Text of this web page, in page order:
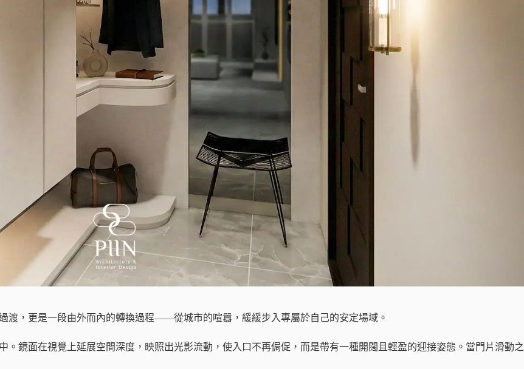
渡，更是一段由外而內的轉換過程——從城市的喧囂，緩緩步入專屬於自己的安定場域。
鏡面在視覺上延展空間深度，映照出光影流動，使入口不再侷促，而是帶有一種開闊且輕盈的迎接姿態。當門片滑動之